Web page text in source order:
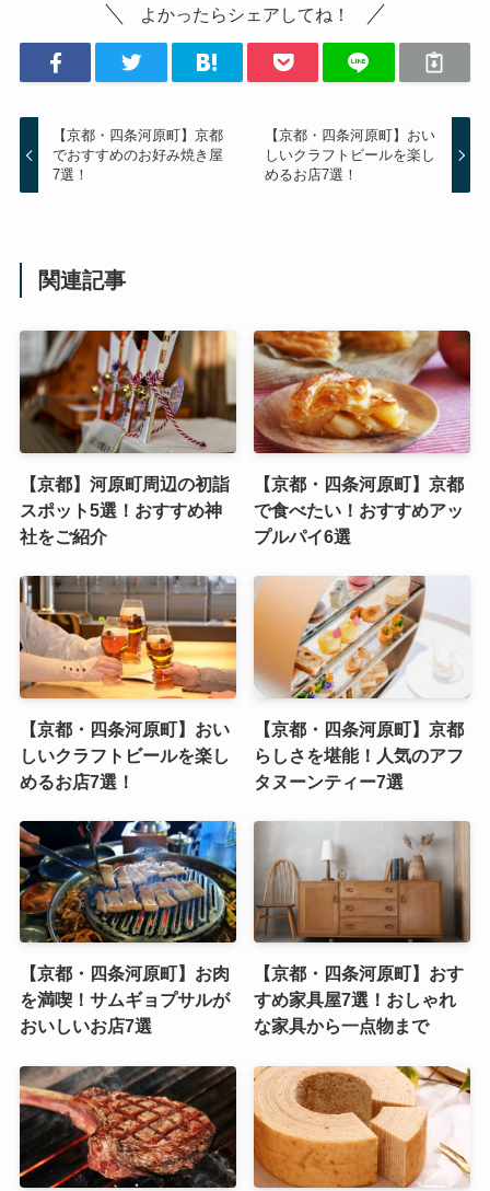
よかったらシェアしてね！
【京都・四条河原町】京都
でおすすめのお好み焼き屋
7選！
【京都・四条河原町】おい
しいクラフトビールを楽し
めるお店7選！
関連記事
【京都】河原町周辺の初詣
スポット5選！おすすめ神
社をご紹介
【京都・四条河原町】京都
で食べたい！おすすめアッ
プルパイ6選
【京都・四条河原町】おい
しいクラフトビールを楽し
めるお店7選！
【京都・四条河原町】京都
らしさを堪能！人気のアフ
タヌーンティー7選
【京都・四条河原町】お肉
を満喫！サムギョプサルが
おいしいお店7選
【京都・四条河原町】おす
すめ家具屋7選！おしゃれ
な家具から一点物まで